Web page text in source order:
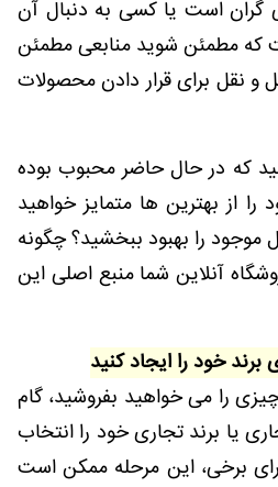
گران است یا کسی به دنبال آن
مطمئن شوید منابعی مطمئن
نقل برای قرار دادن محصولات
که در حال حاضر محبوب بوده
از بهترین ها متمایز خواهید
موجود را بهبود ببخشید؟ چگونه
آنلاین شما منبع اصلی این
خود را ایجاد کنید
را می خواهید بفروشید، گام
یا برند تجاری خود را انتخاب
برخی، این مرحله ممکن است